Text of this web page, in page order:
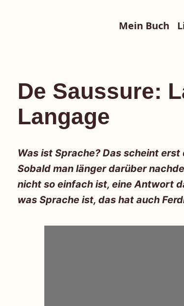
Mein Buch
De Saussure:
Langage
Was ist Sprache? Das scheint
Sobald man länger darüber
nicht so einfach ist, eine Antwort
was Sprache ist, das hat auch